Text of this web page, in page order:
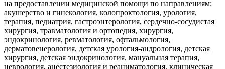
на предоставлении медицинской помощи по направлениям:
акушерство и гинекология, колопроктология, урология,
терапия, педиатрия, гастроэнтерология, сердечно-сосудистая
хирургия, травматология и ортопедия, хирургия,
эндокринология, ревматология, офтальмология,
дерматовенерология, детская урология-андрология, детская
хирургия, детская эндокринология, мануальная терапия,
неврология, анестезиология и реаниматология, клиническая